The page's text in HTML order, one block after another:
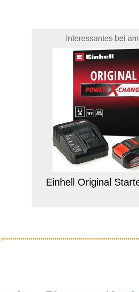
Interessantes bei
Einhell Original